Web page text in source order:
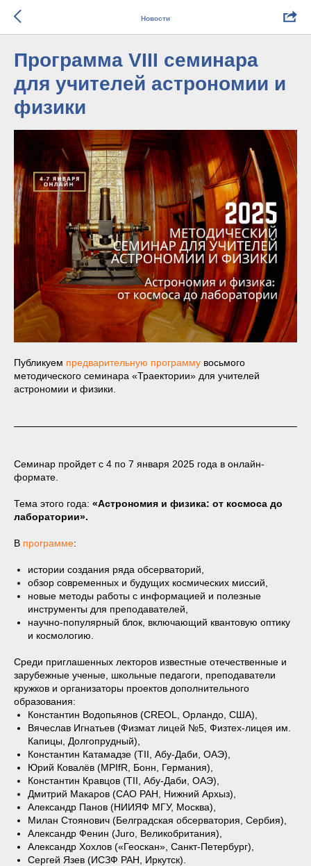
Новости
Программа VIII семинара
для учителей астрономии и
физики
Публикуем предварительную программу восьмого
методического семинара «Траектории» для учителей
астрономии и физики.
Семинар пройдет с 4 по 7 января 2025 года в онлайн-
формате.
Тема этого года: «Астрономия и физика: от космоса до
лаборатории».
В программе:
истории создания ряда обсерваторий,
обзор современных и будущих космических миссий,
новые методы работы с информацией и полезные
инструменты для преподавателей,
научно-популярный блок, включающий квантовую оптику
и космологию.
Среди приглашенных лекторов известные отечественные и
зарубежные ученые, школьные педагоги, преподаватели
кружков и организаторы проектов дополнительного
образования:
Константин Водопьянов (CREOL, Орландо, США),
Вячеслав Игнатьев (Физмат лицей №5, Физтех-лицея им.
Капицы, Долгопрудный),
Константин Катамадзе (TII, Абу-Даби, ОАЭ),
Юрий Ковалёв (MPIfR, Бонн, Германия),
Константин Кравцов (TII, Абу-Даби, ОАЭ),
Дмитрий Макаров (САО РАН, Нижний Архыз),
Александр Панов (НИИЯФ МГУ, Москва),
Милан Стоянович (Белградская обсерватория, Сербия),
Александр Фенин (Juro, Великобритания),
Александр Хохлов («Геоскан», Санкт-Петербург),
Сергей Язев (ИСЗФ РАН, Иркутск).